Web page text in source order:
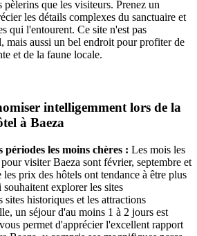
pèlerins que les visiteurs. Prenez un
les détails complexes du sanctuaire et
qui l'entourent. Ce site n'est pas
mais aussi un bel endroit pour profiter de
et de la faune locale.
intelligemment lors de la
à Baeza
périodes les moins chères : Les mois les
visiter Baeza sont février, septembre et
prix des hôtels ont tendance à être plus
explorer les sites
sites historiques et les attractions
un séjour d'au moins 1 à 2 jours est
permet d'apprécier l'excellent rapport